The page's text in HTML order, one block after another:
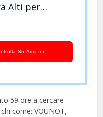
Alti per
di
Su Amazon
59 ore a cercare
come: VOUNOT,